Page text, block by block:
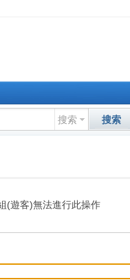
搜索 搜索
(遊客)無法進行此操作